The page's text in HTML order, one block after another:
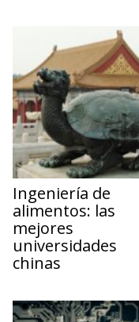
Ingeniería de
alimentos: las
mejores
universidades
chinas